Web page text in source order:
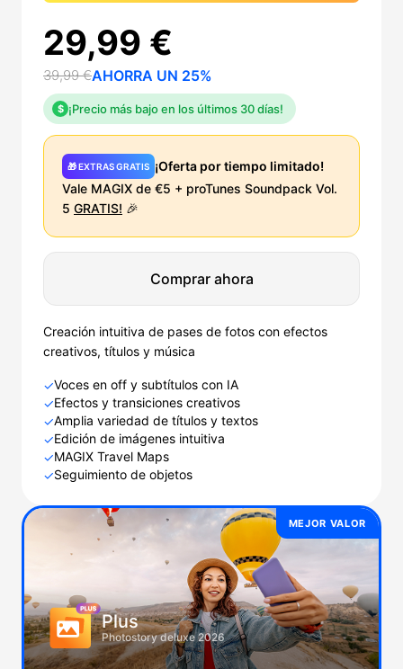
29,99 €
39,99 €AHORRA UN 25%
$ ¡Precio más bajo en los últimos 30 días!
🎁 EXTRAS GRATIS ¡Oferta por tiempo limitado!
Vale MAGIX de €5 + proTunes Soundpack Vol.
5 GRATIS! 🎉
Comprar ahora
Creación intuitiva de pases de fotos con efectos
creativos, títulos y música
✓Voces en off y subtítulos con IA
✓Efectos y transiciones creativos
✓Amplia variedad de títulos y textos
✓Edición de imágenes intuitiva
✓MAGIX Travel Maps
✓Seguimiento de objetos
MEJOR VALOR
Plus
Photostory deluxe 2026